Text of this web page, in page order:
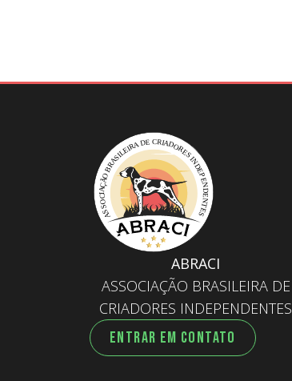
ABRACI
ASSOCIAÇÃO BRASILEIRA DE
CRIADORES INDEPENDENTES
ENTRAR EM CONTATO